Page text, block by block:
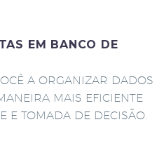
EM BANCO DE
A ORGANIZAR DADOS
MAIS EFICIENTE
E TOMADA DE DECISÃO.